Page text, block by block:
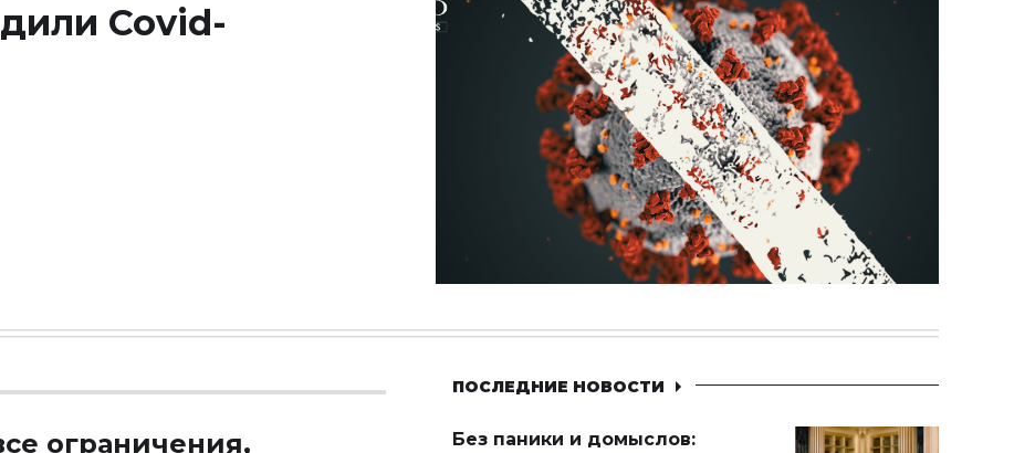
Covid-
ограничения,
ПОСЛЕДНИЕ НОВОСТИ
Без паники и домыслов: